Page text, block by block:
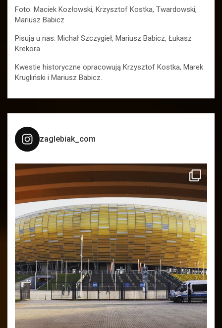
Foto: Maciek Kozłowski, Krzysztof Kostka, Twardowski,
Mariusz Babicz
Pisują u nas: Michał Szczygieł, Mariusz Babicz, Łukasz
Krekora.
Kwestie historyczne opracowują Krzysztof Kostka, Marek
Krugliński i Mariusz Babicz.
zaglebiak_com